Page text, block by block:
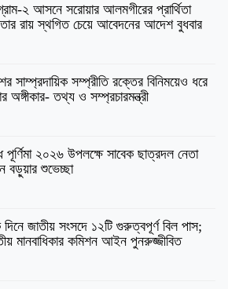
২ আসনে সরোয়ার আলমগীরের প্রার্থিতা
রায় স্থগিত চেয়ে আবেদনের আদেশ বুধবার
সাম্প্রদায়িক সম্প্রীতি রক্তের বিনিময়েও ধরে
অঙ্গীকার- তথ্য ও সম্প্রচারমন্ত্রী
পূর্ণিমা ২০২৬ উপলক্ষে সাবেক ছাত্রদল নেতা
বড়ুয়ার শুভেচ্ছা
জাতীয় সংসদে ১২টি গুরুত্বপূর্ণ বিল পাস;
মানবাধিকার কমিশন আইন পুনরুজ্জীবিত